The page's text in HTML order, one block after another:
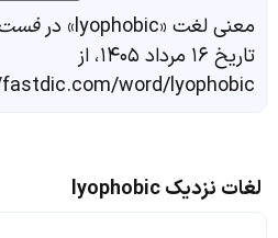
معنی لغت «lyophobic» در
تاریخ ۱۶ مرداد ۱۴۰۵، از
word/lyophobic
لغات نزدیک lyophobic